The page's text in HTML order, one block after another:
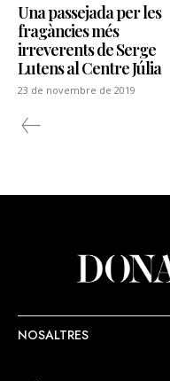
Una passejada per les
fragàncies més
irreverents de Serge
Lutens al Centre Júlia
23 de novembre de 2019
NOSALTRES